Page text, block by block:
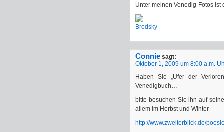
Unter meinen Venedig-Fotos ist
Connie sagt:
Oktober 1, 2009 um 8:00 a.m.
Haben Sie „Ufer der
Venedigbuch…
bitte besuchen Sie ihn auf
allem im Herbst und Winter
http://www.zweiterblick.de/